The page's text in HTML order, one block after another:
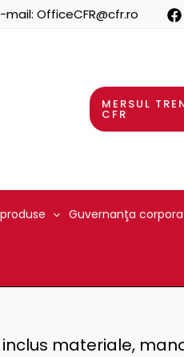
mail: OfficeCFR@cfr.ro
MERSUL
CFR
Guvernanţa
materiale,